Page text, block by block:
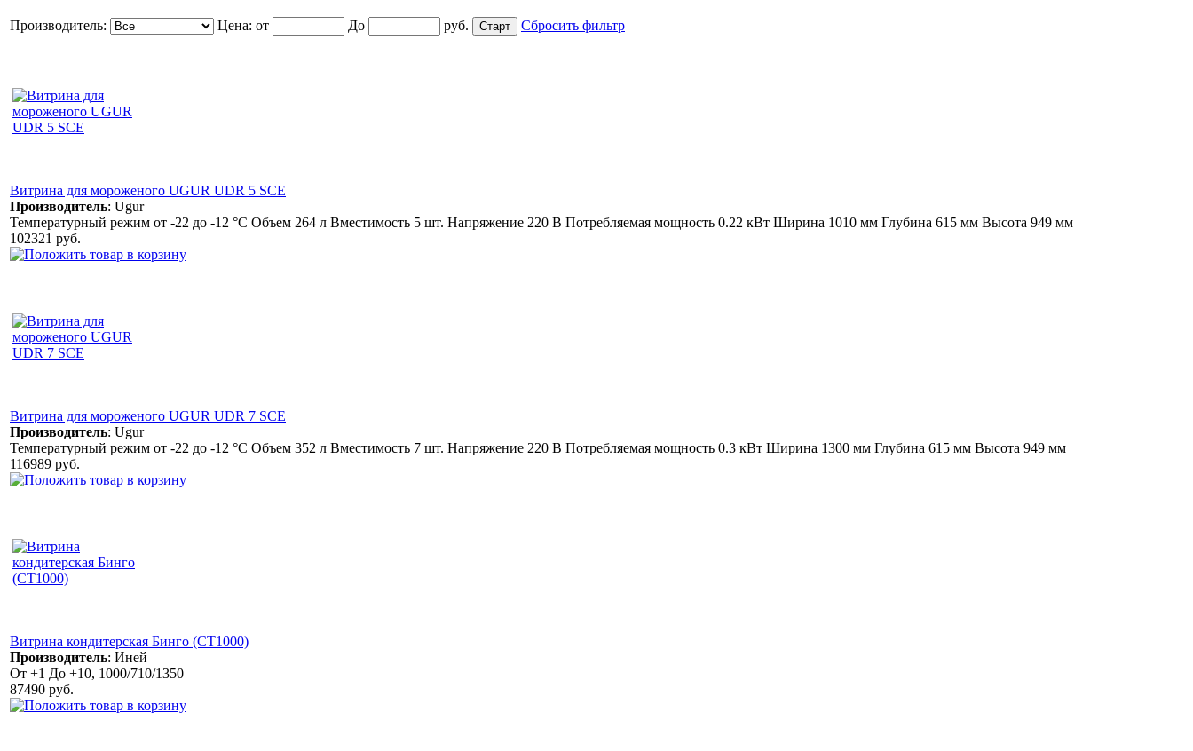
Производитель: Цена: от До руб. Сбросить фильтр
Витрина для мороженого UGUR UDR 5 SCE
Производитель: Ugur
Температурный режим от -22 до -12 °С Объем 264 л Вместимость 5 шт. Напряжение 220 В Потребляемая мощность 0.22 кВт Ширина 1010 мм Глубина 615 мм Высота 949 мм
102321 руб.
Витрина для мороженого UGUR UDR 7 SCE
Производитель: Ugur
Температурный режим от -22 до -12 °С Объем 352 л Вместимость 7 шт. Напряжение 220 В Потребляемая мощность 0.3 кВт Ширина 1300 мм Глубина 615 мм Высота 949 мм
116989 руб.
Витрина кондитерская Бинго (СТ1000)
Производитель: Иней
От +1 До +10, 1000/710/1350
87490 руб.